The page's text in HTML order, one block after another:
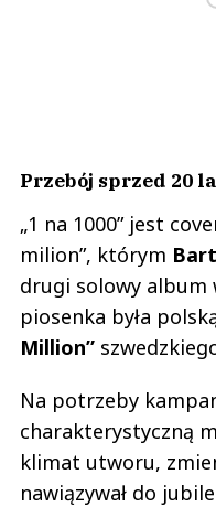
Przebój sprzed 20
„1 na 1000” jest
milion”, którym
drugi solowy album
piosenka była
Million”
Na potrzeby
charakterystyczną
klimat utworu,
nawiązywał do